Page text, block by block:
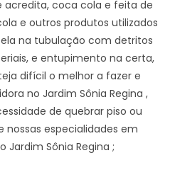
coca cola e feita de
e outros produtos utilizados
na tubulação com detritos
e entupimento na certa,
difícil o melhor a fazer e
no Jardim Sônia Regina ,
de quebrar piso ou
nossas especialidades em
Sônia Regina ;